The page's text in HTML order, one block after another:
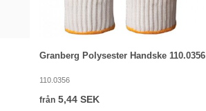
Granberg Polysester Handske 110.0356
110.0356
från 5,44 SEK